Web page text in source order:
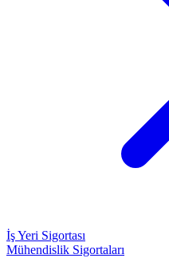
İş Yeri Sigortası
Mühendislik Sigortaları